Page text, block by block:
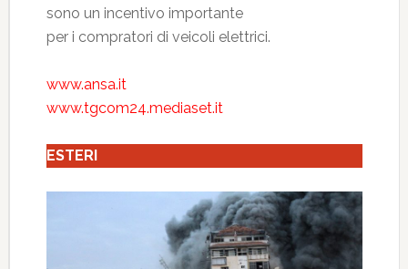
sono un incentivo importante
per i compratori di veicoli elettrici.
www.ansa.it
www.tgcom24.mediaset.it
ESTERI